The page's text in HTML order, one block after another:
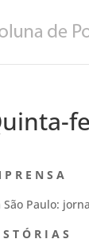
P R E N S A
São Paulo:
T Ó R I A S